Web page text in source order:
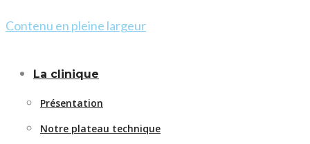
Contenu en pleine largeur
La clinique
Présentation
Notre plateau technique